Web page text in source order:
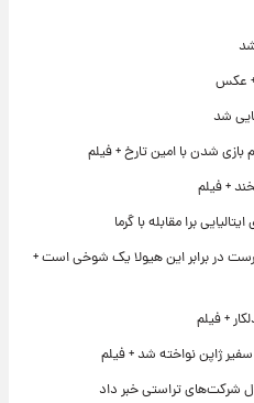
+ عکس
شد
شدن با امین تارخ + فیلم
+ فیلم
برا مقابله با گرما
در برابر این هیولا یک شوخی است +
+ فیلم
ژاپن نواخته شد + فیلم
شرکت‌های تراستی خبر داد